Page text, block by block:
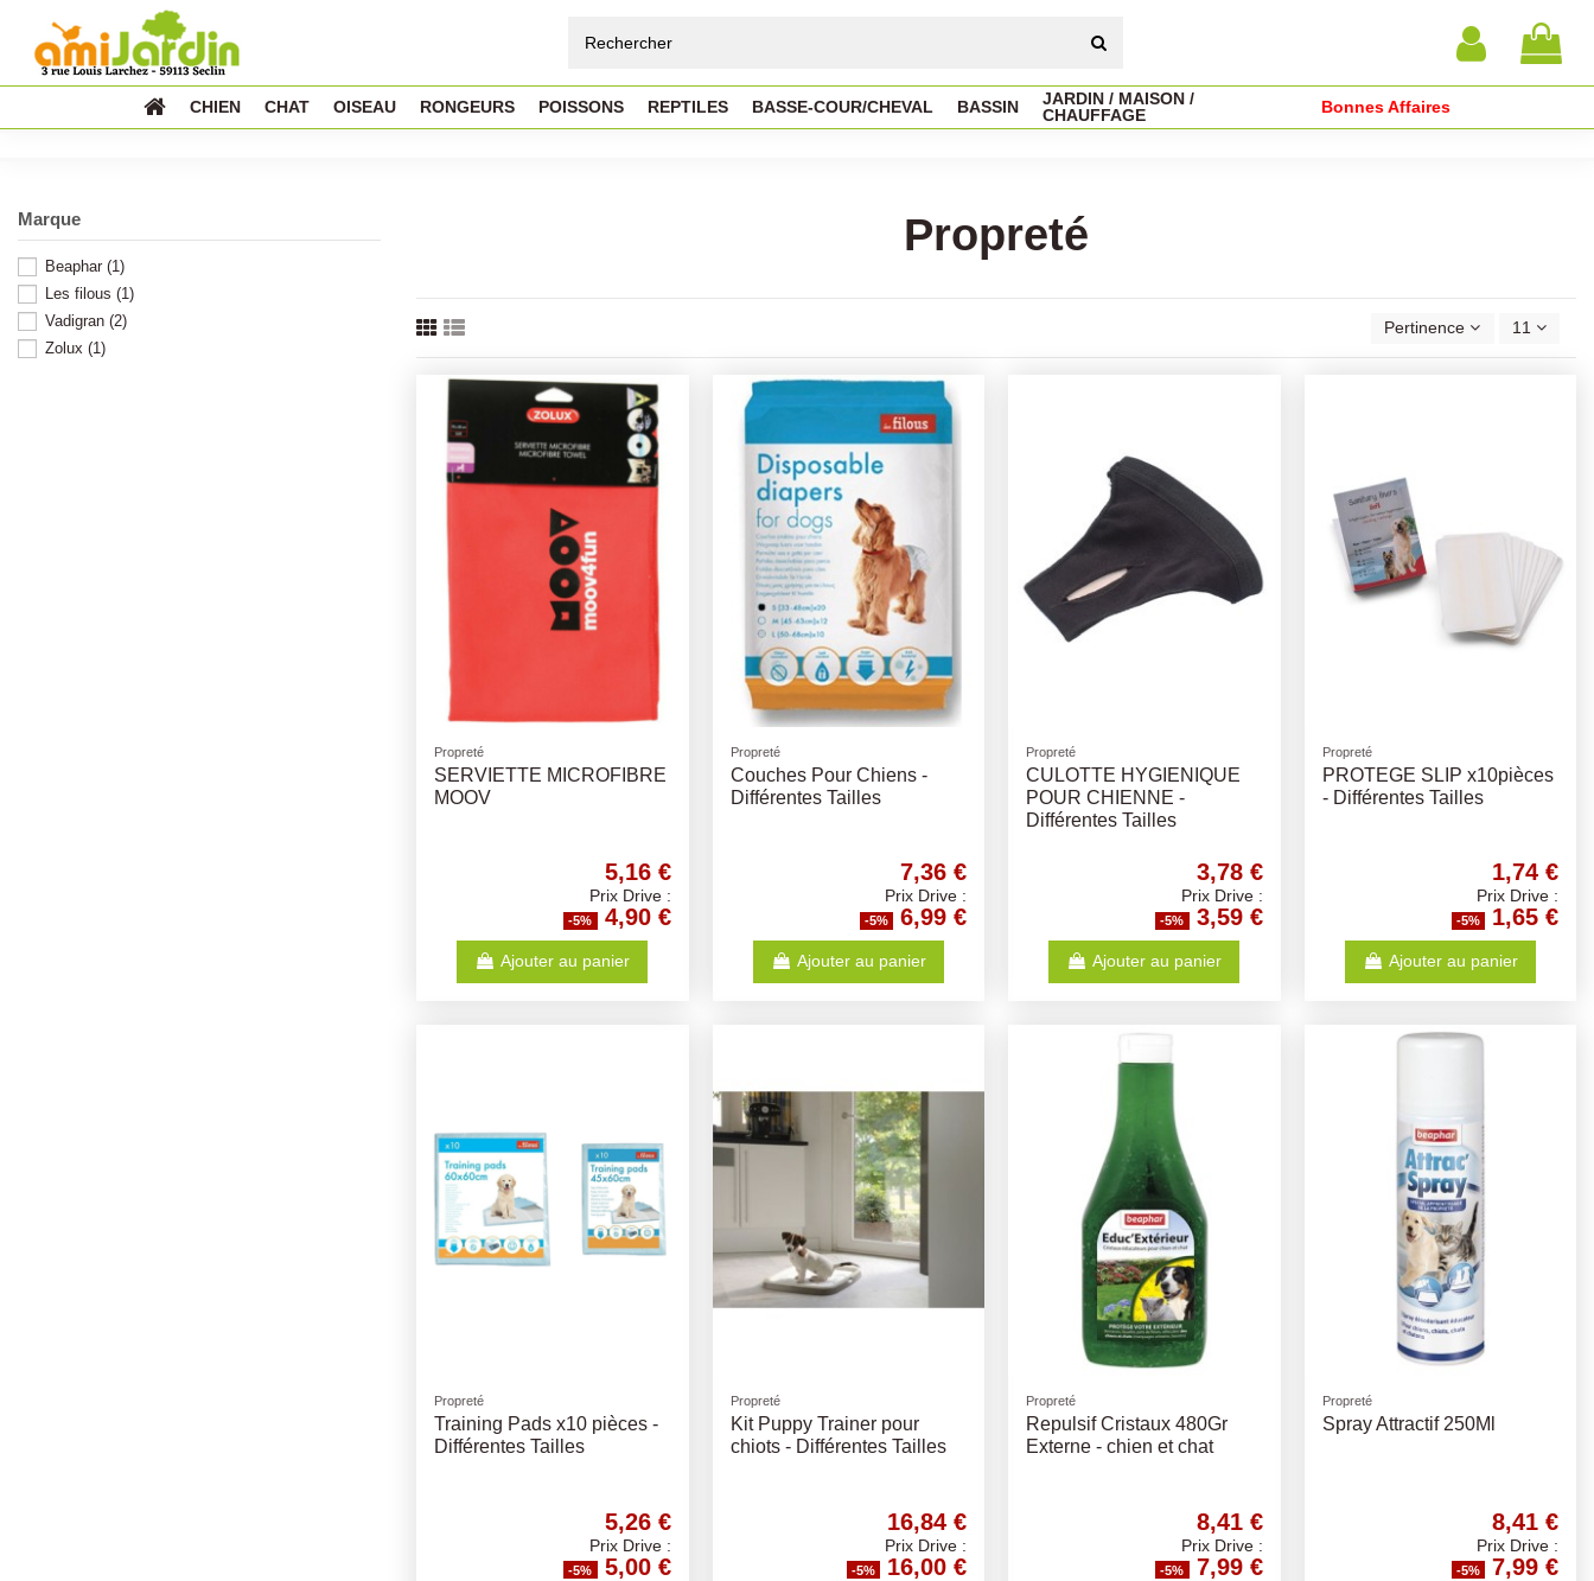
CHIEN CHAT OISEAU RONGEURS POISSONS REPTILES BASSE-COUR/CHEVAL BASSIN
JARDIN / MAISON /
CHAUFFAGE
Bonnes Affaires
Propreté
Pertinence 11
Propreté
SERVIETTE MICROFIBRE
MOOV
5,16 €
Prix Drive :
-5% 4,90 €
Ajouter au panier
Propreté
Couches Pour Chiens -
Différentes Tailles
7,36 €
Prix Drive :
-5% 6,99 €
Ajouter au panier
Propreté
CULOTTE HYGIENIQUE
POUR CHIENNE -
Différentes Tailles
3,78 €
Prix Drive :
-5% 3,59 €
Ajouter au panier
Propreté
PROTEGE SLIP x10pièces
- Différentes Tailles
1,74 €
Prix Drive :
-5% 1,65 €
Ajouter au panier
Propreté
Training Pads x10 pièces -
Différentes Tailles
5,26 €
Prix Drive :
-5% 5,00 €
Propreté
Kit Puppy Trainer pour
chiots - Différentes Tailles
16,84 €
Prix Drive :
-5% 16,00 €
Propreté
Repulsif Cristaux 480Gr
Externe - chien et chat
8,41 €
Prix Drive :
-5% 7,99 €
Propreté
Spray Attractif 250Ml
8,41 €
Prix Drive :
-5% 7,99 €
Marque
Beaphar (1)
Les filous (1)
Vadigran (2)
Zolux (1)